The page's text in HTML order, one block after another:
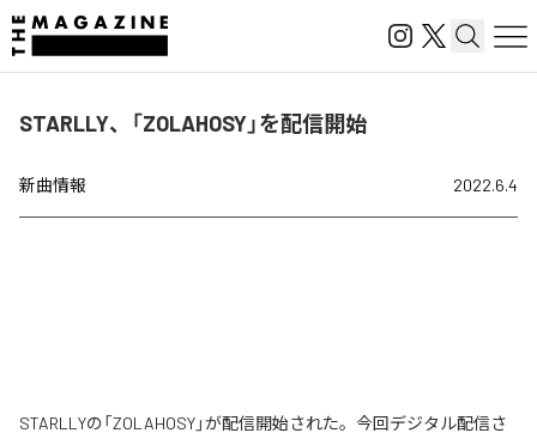
STARLLY、「ZOLAHOSY」を配信開始
新曲情報 2022.6.4
STARLLYの「ZOLAHOSY」が配信開始された。今回デジタル配信さ